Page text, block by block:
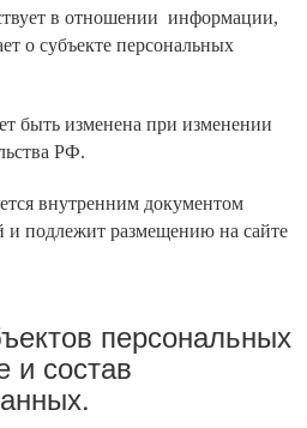
в отношении информации,
о субъекте персональных
быть изменена при изменении
РФ.
внутренним документом
и подлежит размещению на сайте
персональных
и состав